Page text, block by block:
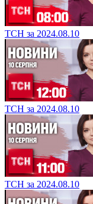
ТСН за 2024.08.10
ТСН за 2024.08.10
ТСН за 2024.08.10